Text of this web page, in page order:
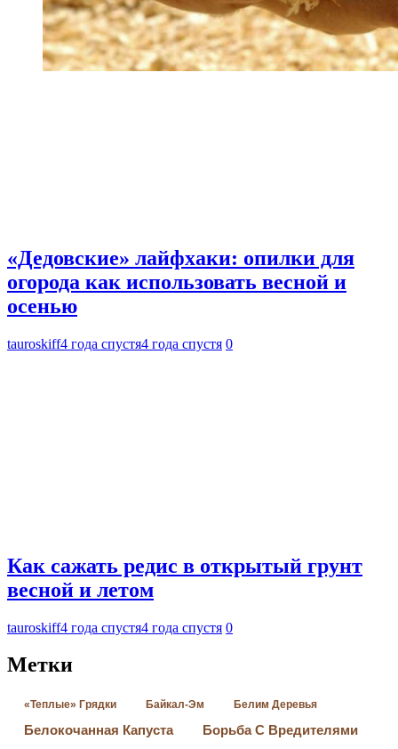
«Дедовские» лайфхаки: опилки для
огорода как использовать весной и
осенью
tauroskiff4 года спустя4 года спустя 0
Как сажать редис в открытый грунт
весной и летом
tauroskiff4 года спустя4 года спустя 0
Метки
«Теплые» Грядки Байкал-Эм Белим Деревья
Белокочанная Капуста Борьба С Вредителями